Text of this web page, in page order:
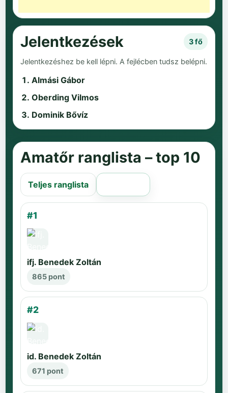
Jelentkezések 3 fő
Jelentkezéshez be kell lépni. A fejlécben tudsz belépni.
Almási Gábor
Oberding Vilmos
Dominik Bővíz
Amatőr ranglista – top 10
Teljes ranglista
#1
ifj. Benedek Zoltán
865 pont
#2
id. Benedek Zoltán
671 pont